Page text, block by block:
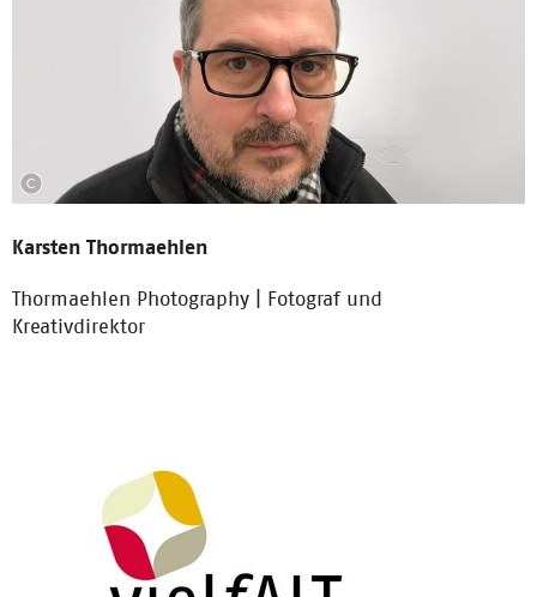
Karsten Thormaehlen
Thormaehlen Photography | Fotograf und
Kreativdirektor